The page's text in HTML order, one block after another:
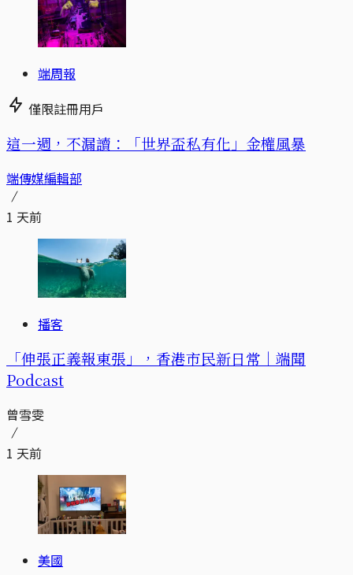
端周報
僅限註冊用戶
這一週，不漏讀：「世界盃私有化」金權風暴
端傳媒編輯部
1 天前
播客
「伸張正義報東張」，香港市民新日常｜端聞
Podcast
曾雪雯
1 天前
美國